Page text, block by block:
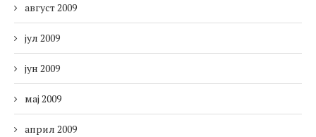
август 2009
јул 2009
јун 2009
мај 2009
април 2009